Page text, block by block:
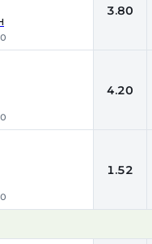
3.80
4.20
1.52